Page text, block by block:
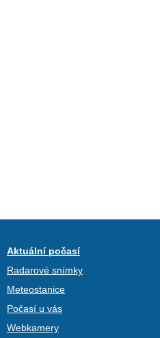
Aktuální počasí
Radarové snímky
Meteostanice
Počasí u vás
Webkamery